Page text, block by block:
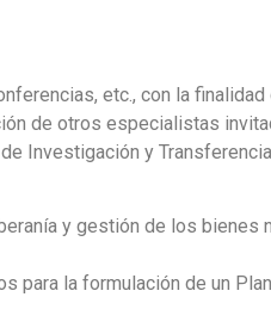
etc., con la
de otros especialistas
Investigación y
y gestión de los bienes
para la formulación de un